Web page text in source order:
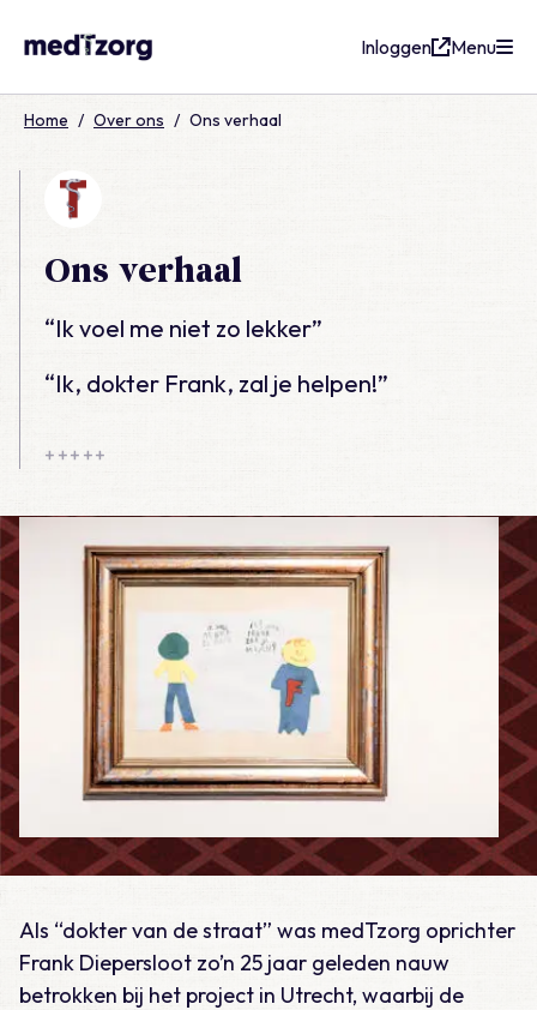
Inloggen Menu
Home / Over ons / Ons verhaal
Ons verhaal
“Ik voel me niet zo lekker”
“Ik, dokter Frank, zal je helpen!”
Als “dokter van de straat” was medTzorg oprichter
Frank Diepersloot zo’n 25 jaar geleden nauw
betrokken bij het project in Utrecht, waarbij de